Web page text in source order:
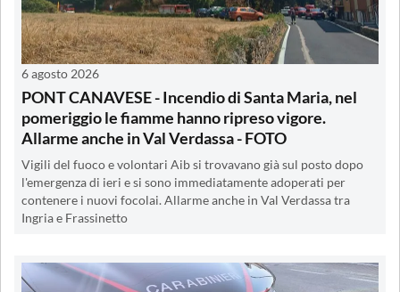
6 agosto 2026
PONT CANAVESE - Incendio di Santa Maria, nel
pomeriggio le fiamme hanno ripreso vigore.
Allarme anche in Val Verdassa - FOTO
Vigili del fuoco e volontari Aib si trovavano già sul posto dopo
l'emergenza di ieri e si sono immediatamente adoperati per
contenere i nuovi focolai. Allarme anche in Val Verdassa tra
Ingria e Frassinetto